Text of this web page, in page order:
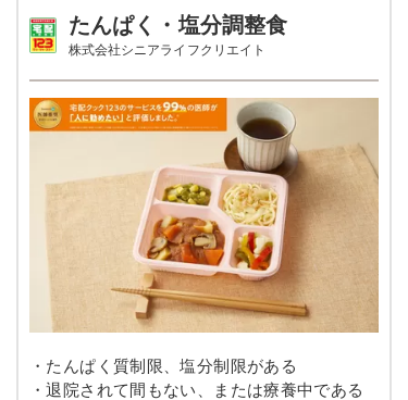
栄養素
エネルギー：149kcal、食塩相当量：1.2g
ご飯セットの栄養素です。お弁当献立の一例と
その栄養価のため、実際にご提供可能なメニュ
ーではないのでご注意ください。
4～6品
カロリー 514～538kcal
塩分 2.0g未満
18.7～21.9g
12.2～14.8g
-
リン -
カリウム -
コレステロール -
たんぱく・塩分調整食
株式会社シニアライフクリエイト
・たんぱく質制限、塩分制限がある
・退院されて間もない、または療養中である